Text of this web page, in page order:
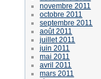
novembre 2011
octobre 2011
septembre 2011
août 2011
juillet 2011
juin 2011
mai 2011
avril 2011
mars 2011